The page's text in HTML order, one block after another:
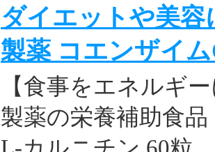
ダイエットや美容
製薬 コエンザイム
【食事をエネルギ
製薬の栄養補助食